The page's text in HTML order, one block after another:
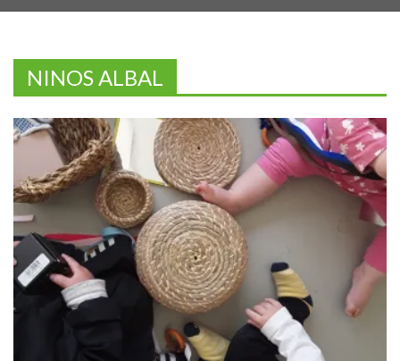
NINOS ALBAL